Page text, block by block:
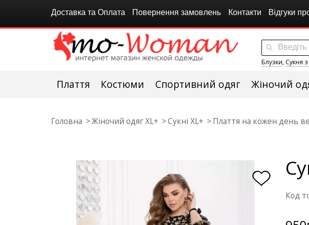
Доставка та Оплата Повернення замовлень Контакти Відгуки
Блузки, Сукня
Плаття Костюми Спортивний одяг Жіночий
Головна Жіночий одяг XL+ Сукні XL+ Плаття на кожен день
Код